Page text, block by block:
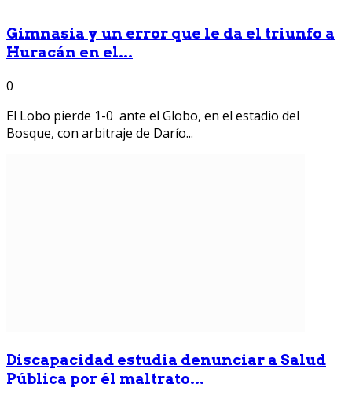
Gimnasia y un error que le da el triunfo a
Huracán en el...
0
El Lobo pierde 1-0 ante el Globo, en el estadio del
Bosque, con arbitraje de Darío...
Discapacidad estudia denunciar a Salud
Pública por él maltrato...